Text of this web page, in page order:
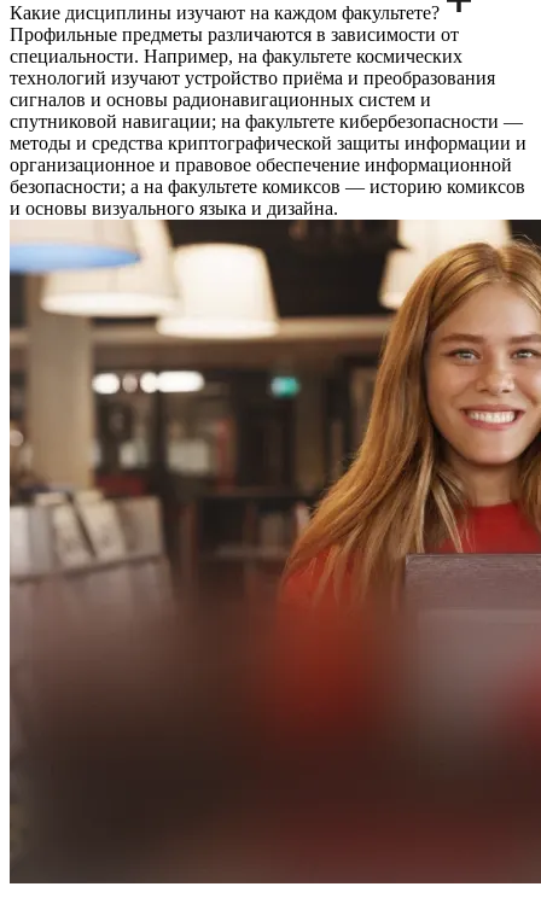
Какие дисциплины изучают на каждом факультете?
Профильные предметы различаются в зависимости от
специальности. Например, на факультете космических
технологий изучают устройство приёма и преобразования
сигналов и основы радионавигационных систем и
спутниковой навигации; на факультете кибербезопасности —
методы и средства криптографической защиты информации и
организационное и правовое обеспечение информационной
безопасности; а на факультете комиксов — историю комиксов
и основы визуального языка и дизайна.